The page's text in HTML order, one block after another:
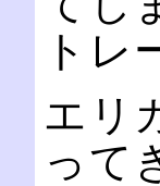
トレ
エリ
って